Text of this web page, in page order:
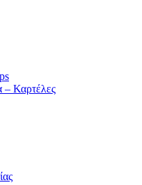
– Καρτέλες